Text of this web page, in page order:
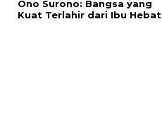
Ono Surono: Bangsa yang
Kuat Terlahir dari Ibu Hebat